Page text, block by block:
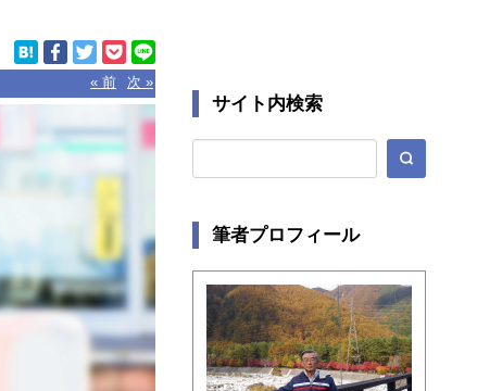
次 »
« 前
サイト内検索
筆者プロフィール